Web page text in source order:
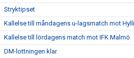
Stryktipset
Kallelse till måndagens u-lagsmatch mot
Kallelse till lördagens match mot IFK Malmö
DM-lottningen klar